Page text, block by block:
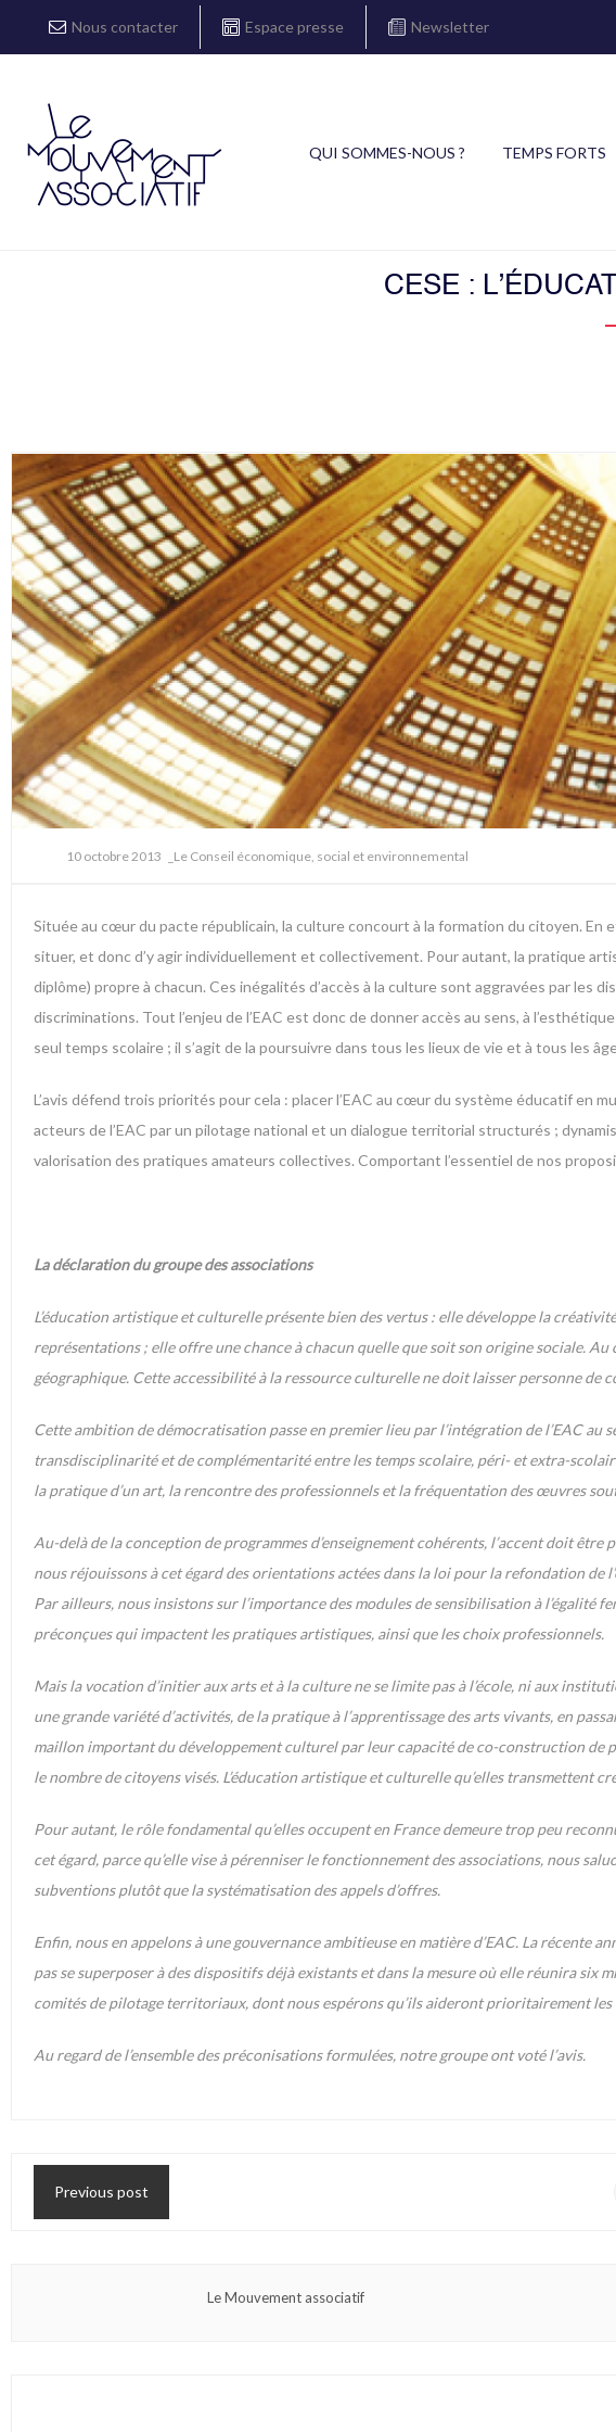
Nous contacter Espace presse Newsletter
QUI SOMMES-NOUS ? TEMPS FORTS
CESE :
10 octobre 2013 _Le Conseil économique, social et environnemental
Située au cœur du pacte républicain, la culture concourt à la formation du citoyen. En
situer, et donc d’y agir individuellement et collectivement. Pour autant, la pratique
diplôme) propre à chacun. Ces inégalités d’accès à la culture sont aggravées par
discriminations. Tout l’enjeu de l’EAC est donc de donner accès au sens, à
seul temps scolaire ; il s’agit de la poursuivre dans tous les lieux de vie et à tous les
L’avis défend trois priorités pour cela : placer l’EAC au cœur du système éducatif
acteurs de l’EAC par un pilotage national et un dialogue territorial structurés ;
valorisation des pratiques amateurs collectives. Comportant l’essentiel de nos
La déclaration du groupe des associations
L’éducation artistique et culturelle présente bien des vertus : elle développe la
représentations ; elle offre une chance à chacun quelle que soit son origine sociale.
géographique. Cette accessibilité à la ressource culturelle ne doit laisser personne
Cette ambition de démocratisation passe en premier lieu par l’intégration de l’EAC
transdisciplinarité et de complémentarité entre les temps scolaire, péri- et extra-
la pratique d’un art, la rencontre des professionnels et la fréquentation des œuvres
Au-delà de la conception de programmes d’enseignement cohérents, l’accent doit
nous réjouissons à cet égard des orientations actées dans la loi pour la refondation de
Par ailleurs, nous insistons sur l’importance des modules de sensibilisation à l’égalité
préconçues qui impactent les pratiques artistiques, ainsi que les choix professionnels.
Mais la vocation d’initier aux arts et à la culture ne se limite pas à l’école, ni aux
une grande variété d’activités, de la pratique à l’apprentissage des arts vivants, en
maillon important du développement culturel par leur capacité de co-construction de
le nombre de citoyens visés. L’éducation artistique et culturelle qu’elles transmettent
Pour autant, le rôle fondamental qu’elles occupent en France demeure trop peu
cet égard, parce qu’elle vise à pérenniser le fonctionnement des associations, nous
subventions plutôt que la systématisation des appels d’offres.
Enfin, nous en appelons à une gouvernance ambitieuse en matière d’EAC. La
pas se superposer à des dispositifs déjà existants et dans la mesure où elle réunira
comités de pilotage territoriaux, dont nous espérons qu’ils aideront prioritairement
Au regard de l’ensemble des préconisations formulées, notre groupe ont voté l’avis.
Previous post
Le Mouvement associatif